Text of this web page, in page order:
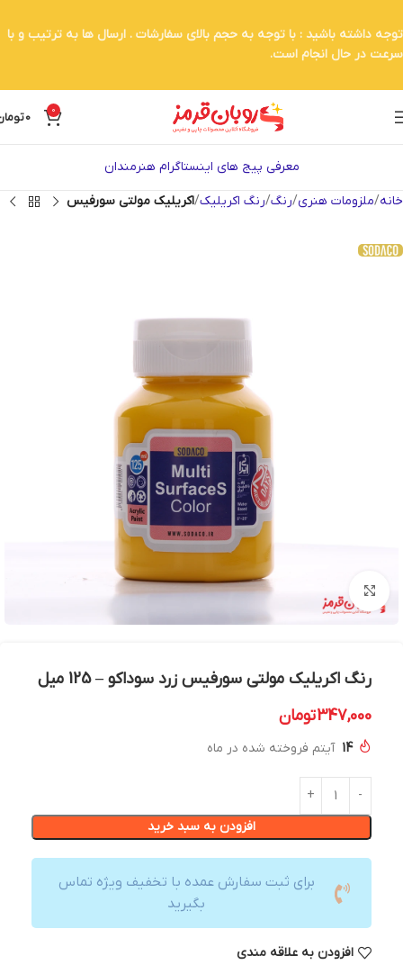
0
0
معرفی پیج های اینستاگرام هنرمندان
خانه ملزومات هنری رنگ رنگ اکریلیک اکریلیک مولتی سورفیس
رنگ اکریلیک مولتی سورفیس زرد سوداکو – 125 میل
347,000تومان
14 آیتم فروخته شده در ماه
افزودن به سبد خرید
برای ثبت سفارش عمده با تخفیف ویژه تماس
بگیرید
افزودن به علاقه مندی
توجه داشته باشید : با توجه به حجم بالای سفارشات . ارسال ها به ترتیب و با
سرعت در حال انجام است.